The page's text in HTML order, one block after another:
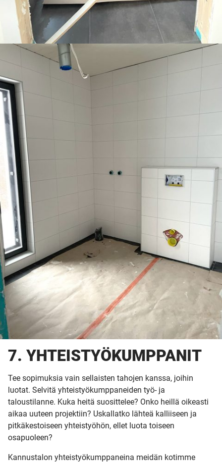
7. YHTEISTYÖKUMPPANIT
Tee sopimuksia vain sellaisten tahojen kanssa, joihin
luotat. Selvitä yhteistyökumppaneiden työ- ja
taloustilanne. Kuka heitä suosittelee? Onko heillä oikeasti
aikaa uuteen projektiin? Uskallatko lähteä kalliiseen ja
pitkäkestoiseen yhteistyöhön, ellet luota toiseen
osapuoleen?
Kannustalon yhteistyökumppaneina meidän kotimme